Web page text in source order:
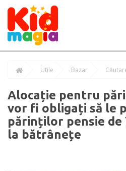
Utile Bazar
Alocație pentru
vor fi obligați să le
părinților pensie
la bătrânețe